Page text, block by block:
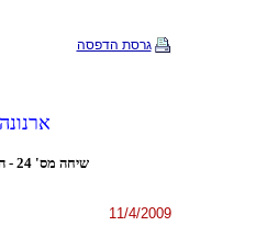
גרסת הדפסה
שיחה מס' 24 - השימושים בנכסים - מגורים, מגורים ועסק מעורב, בית אבות
11/4/2009